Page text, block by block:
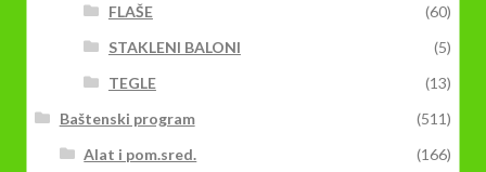
FLAŠE
(60)
STAKLENI BALONI
(5)
TEGLE
(13)
Baštenski program
(511)
Alat i pom.sred.
(166)